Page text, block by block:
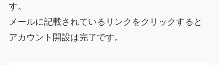
す。
メールに記載されているリンクをクリックすると
アカウント開設は完了です。